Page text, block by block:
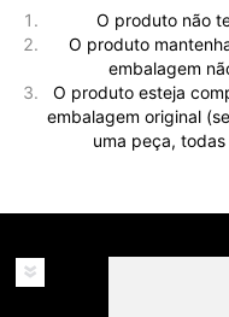
O produto não
O produto
embalagem
O produto esteja
embalagem original
uma peça,